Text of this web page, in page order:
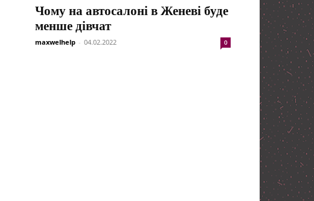
Чому на автосалоні в Женеві буде
менше дівчат
maxwelhelp - 04.02.2022 0